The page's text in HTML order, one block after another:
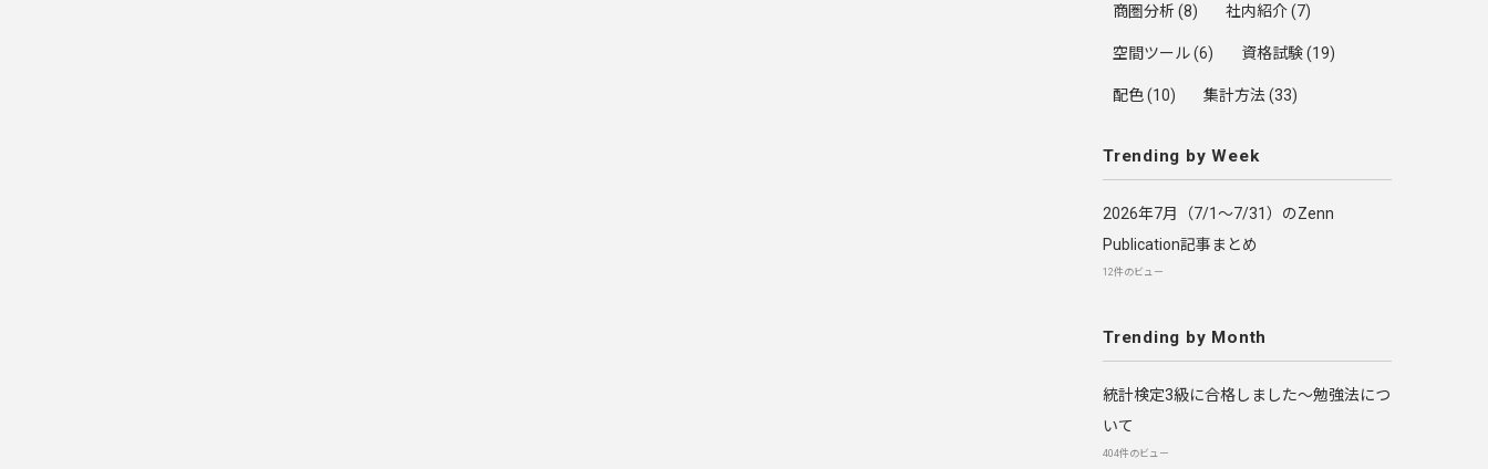
商圏分析(8) 社内紹介(7)
空間ツール(6) 資格試験(19)
配色(10) 集計方法 (33)
Trending by Week
2026年7月（7/1〜7/31）のZenn
Publication記事まとめ
12件のビュー
Trending by Month
統計検定3級に合格しました～勉強法につ
いて
404件のビュー